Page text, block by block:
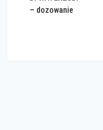
– dozowanie